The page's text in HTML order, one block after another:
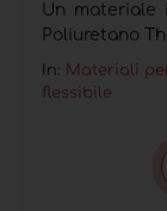
Un materiale
Poliuretano
In: Materiali
flessibile